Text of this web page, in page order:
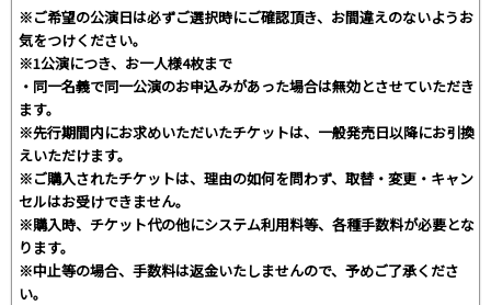
※ご希望の公演日は必ずご選択時にご確認頂き、お間違えのないようお
気をつけください。
※1公演につき、お一人様4枚まで
・同一名義で同一公演のお申込みがあった場合は無効とさせていただき
ます。
※先行期間内にお求めいただいたチケットは、一般発売日以降にお引換
えいただけます。
※ご購入されたチケットは、理由の如何を問わず、取替・変更・キャン
セルはお受けできません。
※購入時、チケット代の他にシステム利用料等、各種手数料が必要とな
ります。
※中止等の場合、手数料は返金いたしませんので、予めご了承くださ
い。